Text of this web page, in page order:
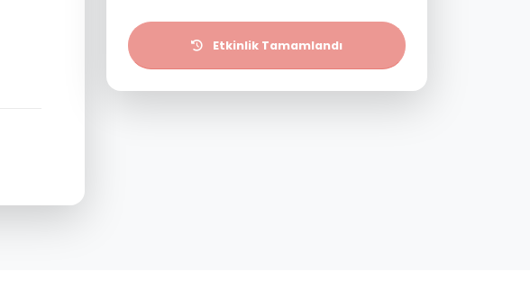
Etkinlik Tamamlandı